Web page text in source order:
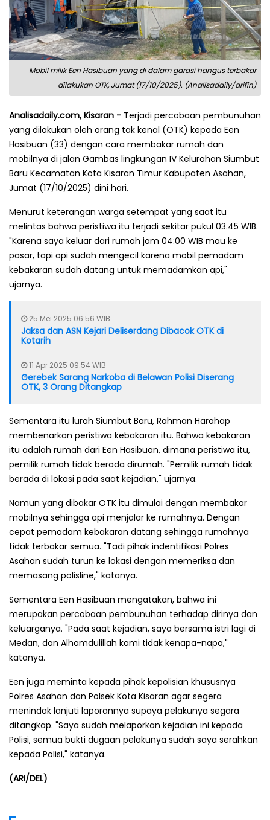
Mobil milik Een Hasibuan yang di dalam garasi hangus terbakar
dilakukan OTK, Jumat (17/10/2025). (Analisadaily/arifin)
Analisadaily.com, Kisaran - Terjadi percobaan pembunuhan
yang dilakukan oleh orang tak kenal (OTK) kepada Een
Hasibuan (33) dengan cara membakar rumah dan
mobilnya di jalan Gambas lingkungan IV Kelurahan Siumbut
Baru Kecamatan Kota Kisaran Timur Kabupaten Asahan,
Jumat (17/10/2025) dini hari.
Menurut keterangan warga setempat yang saat itu
melintas bahwa peristiwa itu terjadi sekitar pukul 03.45 WIB.
"Karena saya keluar dari rumah jam 04:00 WIB mau ke
pasar, tapi api sudah mengecil karena mobil pemadam
kebakaran sudah datang untuk memadamkan api,"
ujarnya.
25 Mei 2025 06:56 WIB
Jaksa dan ASN Kejari Deliserdang Dibacok OTK di
Kotarih
11 Apr 2025 09:54 WIB
Gerebek Sarang Narkoba di Belawan Polisi Diserang
OTK, 3 Orang Ditangkap
Sementara itu lurah Siumbut Baru, Rahman Harahap
membenarkan peristiwa kebakaran itu. Bahwa kebakaran
itu adalah rumah dari Een Hasibuan, dimana peristiwa itu,
pemilik rumah tidak berada dirumah. "Pemilik rumah tidak
berada di lokasi pada saat kejadian," ujarnya.
Namun yang dibakar OTK itu dimulai dengan membakar
mobilnya sehingga api menjalar ke rumahnya. Dengan
cepat pemadam kebakaran datang sehingga rumahnya
tidak terbakar semua. "Tadi pihak indentifikasi Polres
Asahan sudah turun ke lokasi dengan memeriksa dan
memasang polisline," katanya.
Sementara Een Hasibuan mengatakan, bahwa ini
merupakan percobaan pembunuhan terhadap dirinya dan
keluarganya. "Pada saat kejadian, saya bersama istri lagi di
Medan, dan Alhamdulillah kami tidak kenapa-napa,"
katanya.
Een juga meminta kepada pihak kepolisian khususnya
Polres Asahan dan Polsek Kota Kisaran agar segera
menindak lanjuti laporannya supaya pelakunya segara
ditangkap. "Saya sudah melaporkan kejadian ini kepada
Polisi, semua bukti dugaan pelakunya sudah saya serahkan
kepada Polisi," katanya.
(ARI/DEL)